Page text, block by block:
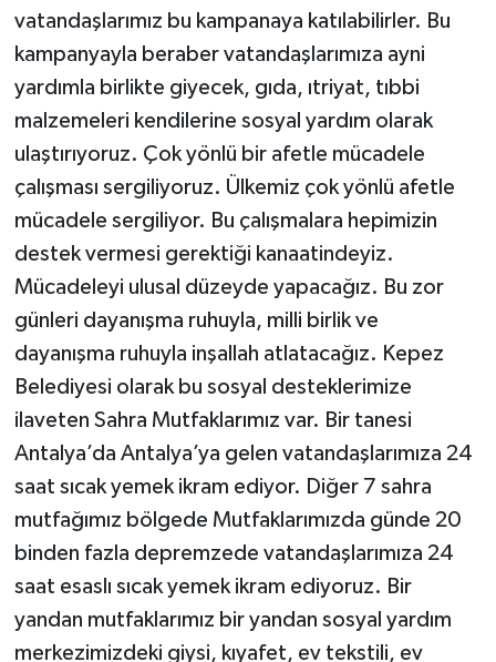
vatandaşlarımız bu kampanaya katılabilirler. Bu
kampanyayla beraber vatandaşlarımıza ayni
yardımla birlikte giyecek, gıda, ıtriyat, tıbbi
malzemeleri kendilerine sosyal yardım olarak
ulaştırıyoruz. Çok yönlü bir afetle mücadele
çalışması sergiliyoruz. Ülkemiz çok yönlü afetle
mücadele sergiliyor. Bu çalışmalara hepimizin
destek vermesi gerektiği kanaatindeyiz.
Mücadeleyi ulusal düzeyde yapacağız. Bu zor
günleri dayanışma ruhuyla, milli birlik ve
dayanışma ruhuyla inşallah atlatacağız. Kepez
Belediyesi olarak bu sosyal desteklerimize
ilaveten Sahra Mutfaklarımız var. Bir tanesi
Antalya’da Antalya’ya gelen vatandaşlarımıza 24
saat sıcak yemek ikram ediyor. Diğer 7 sahra
mutfağımız bölgede Mutfaklarımızda günde 20
binden fazla depremzede vatandaşlarımıza 24
saat esaslı sıcak yemek ikram ediyoruz. Bir
yandan mutfaklarımız bir yandan sosyal yardım
merkezimizdeki giysi, kıyafet, ev tekstili, ev